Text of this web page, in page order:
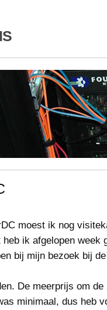
moest ik nog
ik afgelopen week
bij mijn bezoek bij
De meerprijs om
minimaal, dus heb